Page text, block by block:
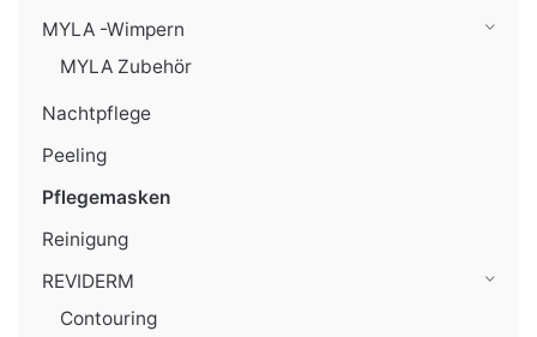
MYLA -Wimpern
MYLA Zubehör
Nachtpflege
Peeling
Pflegemasken
Reinigung
REVIDERM
Contouring